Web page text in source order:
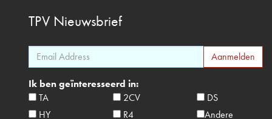
TPV Nieuwsbrief
Ik ben geïnteresseerd in:
TA
2CV
DS
HY
R4 Andere